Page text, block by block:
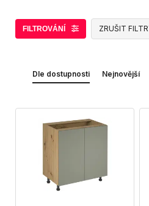
FILTROVÁNÍ ZRUŠIT
Dle dostupnosti Nejnovější